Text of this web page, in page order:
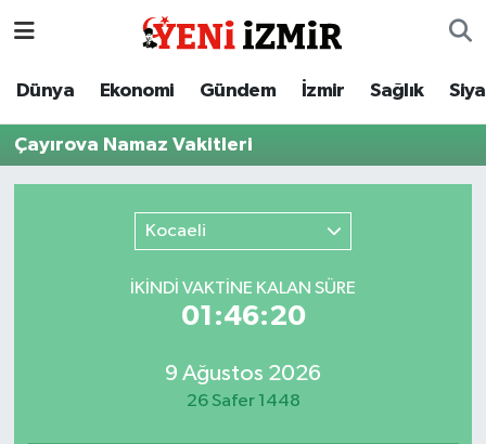
Dünya Ekonomi Gündem İzmir Sağlık
Çayırova Namaz Vakitleri
Kocaeli
İKINDI VAKTİNE KALAN SÜRE
01:46:20
9 Ağustos 2026
26 Safer 1448
Dünya
Ekonomi
İzmir Nöbetçi Eczaneler
İzmir Hava Durumu
İzmir Trafik Yoğunluk Haritası
Süper Lig Puan Durumu ve Fikstür